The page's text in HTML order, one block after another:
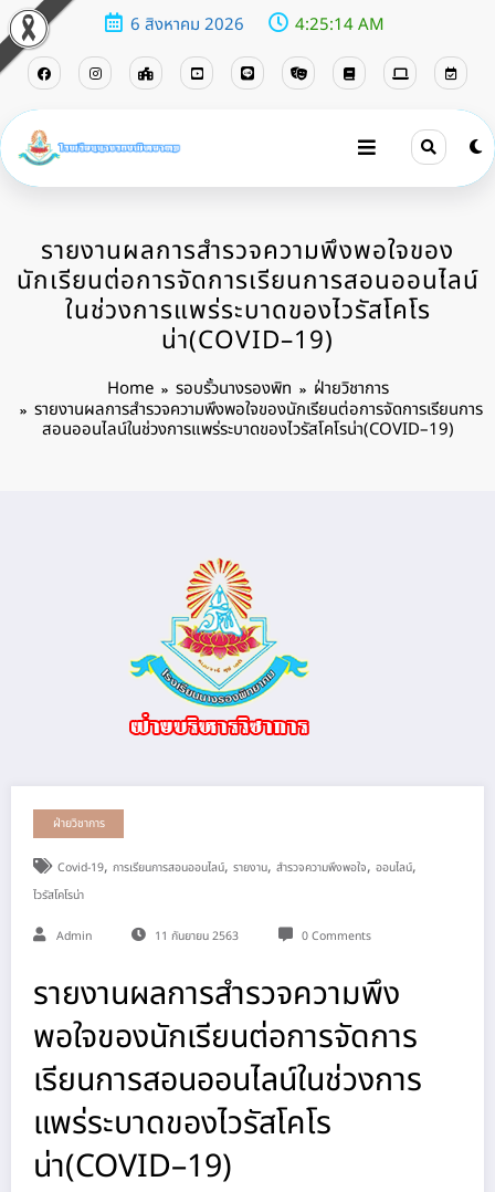
6 สิงหาคม 2026 4:25:15 AM
รายงานผลการสำรวจความพึงพอใจของ
นักเรียนต่อการจัดการเรียนการสอนออนไลน์
ในช่วงการแพร่ระบาดของไวรัสโคโร
น่า(COVID–19)
Home รอบรั้วนางรองพิท
ฝ่ายวิชาการ
รายงานผลการสำรวจความพึงพอใจของนักเรียนต่อการจัดการเรียนการ
สอนออนไลน์ในช่วงการแพร่ระบาดของไวรัสโคโรน่า(COVID–19)
ฝ่ายวิชาการ
Covid-19, การเรียนการสอนออนไลน์, รายงาน, สำรวจความพึงพอใจ, ออนไลน์,
ไวรัสโคโรน่า
Admin 11 กันยายน 2563 0 Comments
รายงานผลการสำรวจความพึง
พอใจของนักเรียนต่อการจัดการ
เรียนการสอนออนไลน์ในช่วงการ
แพร่ระบาดของไวรัสโคโร
น่า(COVID–19)